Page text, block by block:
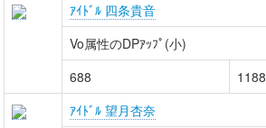
ｱｲﾄﾞﾙ 四条貴音
Vo属性のDPｱｯﾌﾟ(小)
688
1188
ｱｲﾄﾞﾙ 望月杏奈